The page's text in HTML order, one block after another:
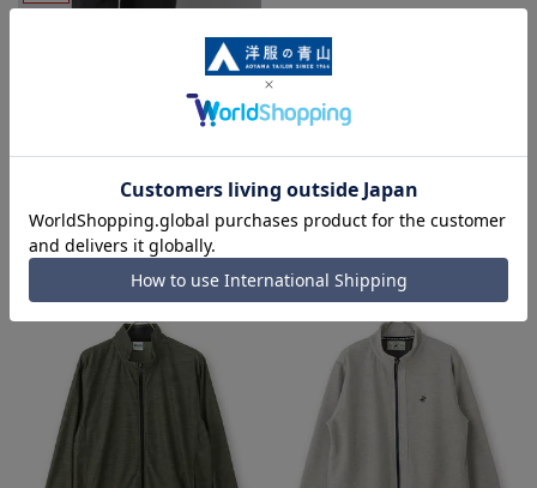
ポケッタブルフードジャケット
7,031円
カチオン杢DRYフルジップブルゾ
3,289円